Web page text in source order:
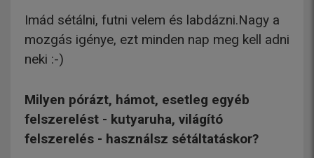
Imád sétálni, futni velem és labdázni.Nagy a
mozgás igénye, ezt minden nap meg kell adni
neki :-)
Milyen pórázt, hámot, esetleg egyéb
felszerelést - kutyaruha, világító
felszerelés - használsz sétáltatáskor?